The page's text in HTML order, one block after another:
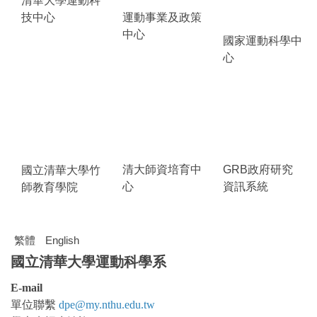
技中心
運動事業及政策
中心
國家運動科學中
心
國立清華大學竹
師教育學院
清大師資培育中
心
GRB政府研究
資訊系統
繁體 English
國立清華大學運動科學系
E-mail
單位聯繫 dpe@my.nthu.edu.tw